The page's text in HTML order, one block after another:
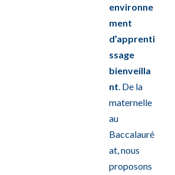
environne
ment
d’apprenti
ssage
bienveilla
nt . De la
maternelle
au
Baccalauré
at, nous
proposons